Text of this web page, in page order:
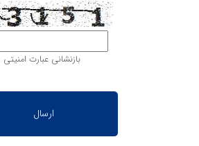
بازنشانی عبارت امنیتی